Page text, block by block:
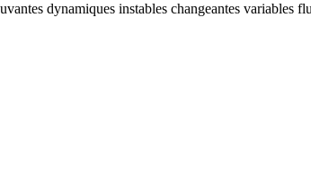
dynamiques instables changeantes variables